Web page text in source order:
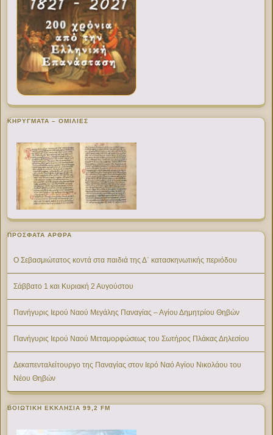
ΚΗΡΥΓΜΑΤΑ – ΟΜΙΛΙΕΣ
ΠΡΌΣΦΑΤΑ ΆΡΘΡΑ
Ο Σεβασμιώτατος κοντά στα παιδιά της Δ΄ κατασκηνωτικής περιόδου
Σάββατο 1 και Κυριακή 2 Αυγούστου
Πανήγυρις Ιερού Ναού Μεγάλης Παναγίας – Αγίου Δημητρίου Θηβών
Πανήγυρις Ιερού Ναού Μεταμορφώσεως του Σωτήρος Πλάκας Δηλεσίου
Δεκαπενταλείτουργο της Παναγίας στον Ιερό Ναό Αγίου Νικολάου του
Νέου Θηβών
ΒΟΙΩΤΙΚΉ ΕΚΚΛΗΣΊΑ 99,2 FM